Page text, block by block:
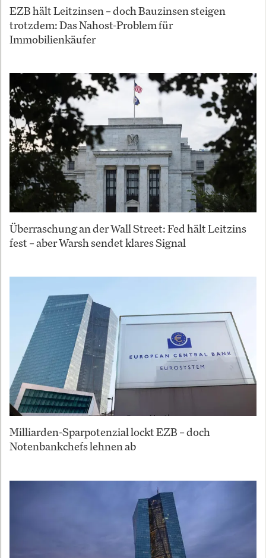
EZB hält Leitzinsen – doch Bauzinsen steigen
trotzdem: Das Nahost-Problem für
Immobilienkäufer
Überraschung an der Wall Street: Fed hält Leitzins
fest – aber Warsh sendet klares Signal
Milliarden-Sparpotenzial lockt EZB – doch
Notenbankchefs lehnen ab